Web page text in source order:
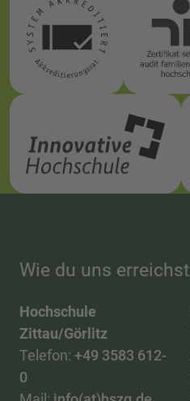
Wie du uns erreichst
Hochschule
Zittau/Görlitz
Telefon: +49 3583 612-
0